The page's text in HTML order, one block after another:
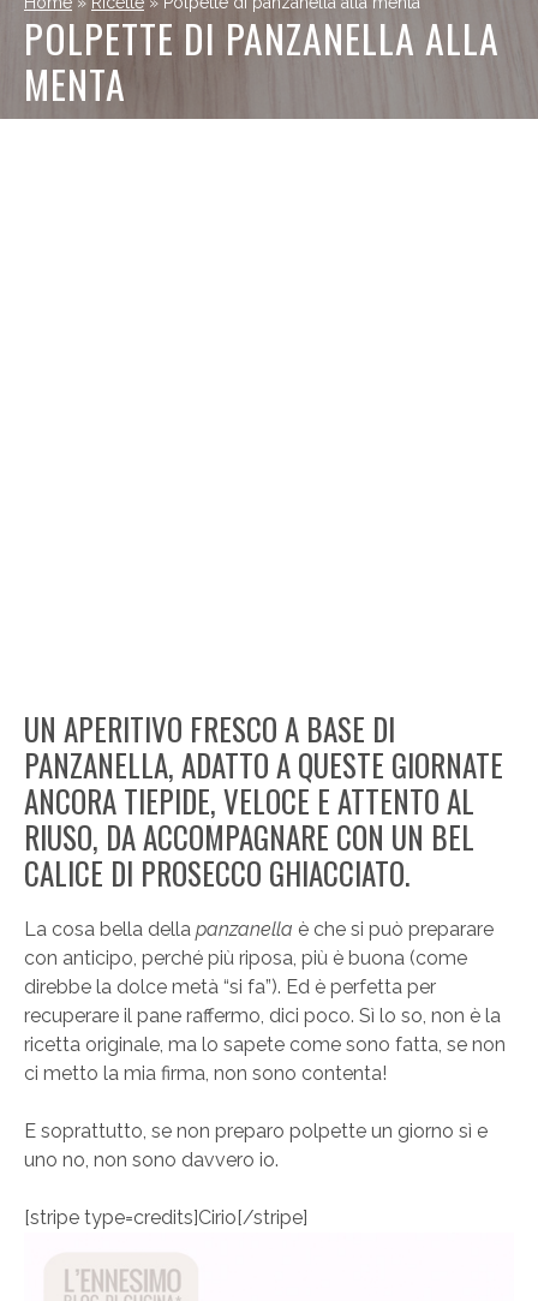
POLPETTE DI PANZANELLA ALLA
MENTA
UN APERITIVO FRESCO A BASE DI
PANZANELLA, ADATTO A QUESTE GIORNATE
ANCORA TIEPIDE, VELOCE E ATTENTO AL
RIUSO, DA ACCOMPAGNARE CON UN BEL
CALICE DI PROSECCO GHIACCIATO.
La cosa bella della panzanella è che si può preparare
con anticipo, perché più riposa, più è buona (come
direbbe la dolce metà “si fa”). Ed è perfetta per
recuperare il pane raffermo, dici poco. Sì lo so, non è la
ricetta originale, ma lo sapete come sono fatta, se non
ci metto la mia firma, non sono contenta!
E soprattutto, se non preparo polpette un giorno sì e
uno no, non sono davvero io.
[stripe type=credits]Cirio[/stripe]